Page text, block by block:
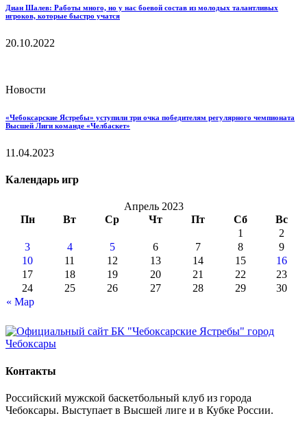
Диан Шалев: Работы много, но у нас боевой состав из молодых талантливых
игроков, которые быстро учатся
20.10.2022
Новости
«Чебоксарские Ястребы» уступили три очка победителям регулярного чемпионата
Высшей Лиги команде «Челбаскет»
11.04.2023
Календарь игр
Апрель 2023
Пн
Вт Ср Чт Пт Сб Вс
« Мар
1
2
3
4 5 6 7 8
9
10
11 12 13 14 15
16
17
18 19 20 21 22
23
24
25 26 27 28 29 30
Контакты
Российский мужской баскетбольный клуб из города
Чебоксары. Выступает в Высшей лиге и в Кубке России.